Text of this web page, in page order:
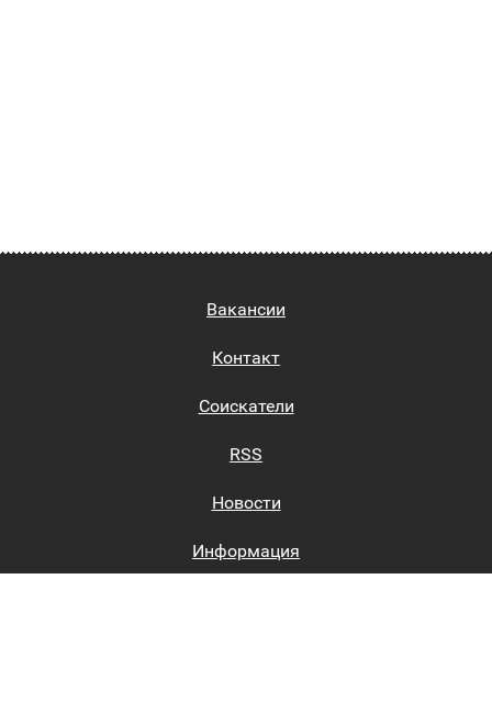
Вакансии
Контакт
Соискатели
RSS
Новости
Информация